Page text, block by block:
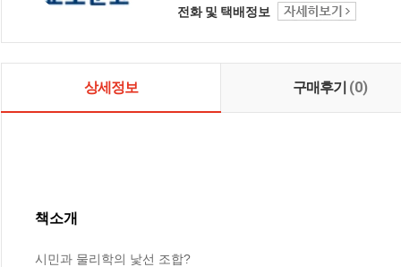
전화 및 택배정보
상세정보 구매후기 (0)
책소개
시민과 물리학의 낯선 조합?